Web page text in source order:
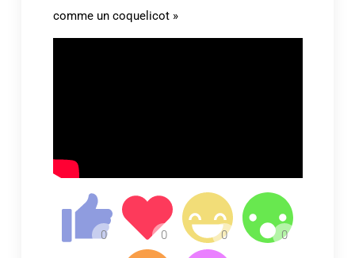
comme un coquelicot »